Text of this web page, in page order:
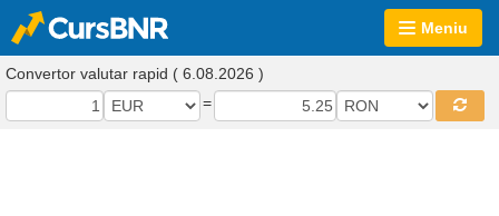
Meniu
Convertor valutar rapid ( 6.08.2026 )
=